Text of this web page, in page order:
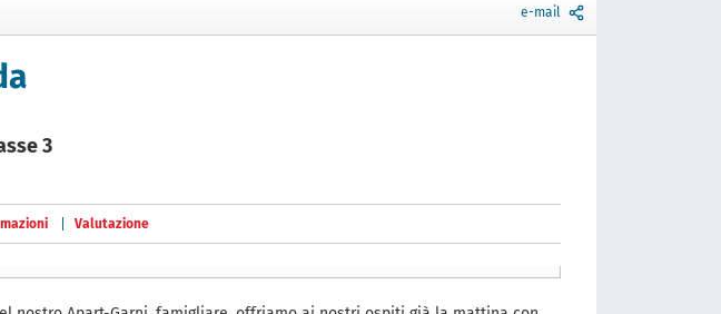
e-mail
3
Valutazione